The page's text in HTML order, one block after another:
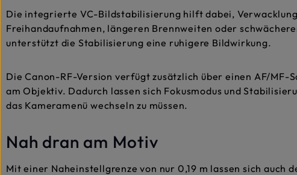
Die integrierte VC-Bildstabilisierung hilft dabei,
Freihandaufnahmen, längeren Brennweiten oder
unterstützt die Stabilisierung eine ruhigere Bildwirkung.
Die Canon-RF-Version verfügt zusätzlich über einen AF/
am Objektiv. Dadurch lassen sich Fokusmodus und
das Kameramenü wechseln zu müssen.
Nah dran am Motiv
Mit einer Naheinstellgrenze von nur 0,19 m lassen sich auch